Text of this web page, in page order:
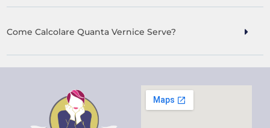
Come Calcolare Quanta Vernice Serve?